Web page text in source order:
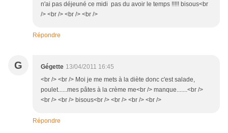
n'ai pas déjeuné ce midi pas du avoir le temps !!!!! bisous<br
/> <br /> <br /> <br />
Répondre
G Gégette 13/04/2011 16:45
<br /> <br /> Moi je me mets à la diète donc c'est salade,
poulet......mes pâtes à la crème me<br /> manque.......<br />
<br /> <br /> bisous<br /> <br /> <br /> <br />
Répondre